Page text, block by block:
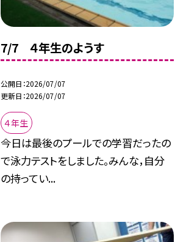
7/7 ４年生のようす
公開日 2026/07/07
更新日 2026/07/07
４年生
今日は最後のプールでの学習だったの
で泳力テストをしました。みんな，自分
の持ってい...